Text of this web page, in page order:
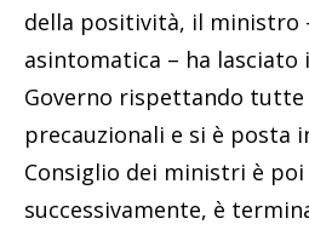
della positività, il ministro
asintomatica – ha lasciato
Governo rispettando tutte
precauzionali e si è posta
Consiglio dei ministri è
successivamente, è